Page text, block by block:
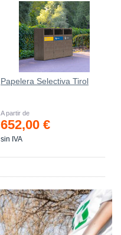
Papelera Selectiva Tirol
A partir de
652,00 €
sin IVA